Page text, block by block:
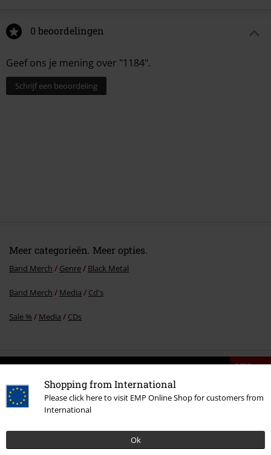
Shopping from International
Please click here to visit EMP Online Shop for customers from
International
Ok
0 beoordelingen
Geef ons je mening over "1184".
Schrijf een beoordeling
Meer categorieën. Meer opties.
Band Merch Genre Black Metal
Band Merch Media Cd's
Sale % Media CDs
15%
E-mailnieuwsbrief
Meld je aan en ontvang een code voor 15%
korting!
Meer info